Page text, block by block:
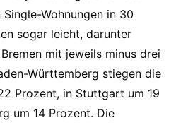
Wohnungen in 30
sogar leicht, darunter
mit jeweils minus drei
Württemberg stiegen die
Prozent, in Stuttgart um 19
um 14 Prozent. Die